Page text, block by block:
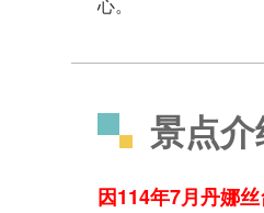
景点
因114年7月丹娜